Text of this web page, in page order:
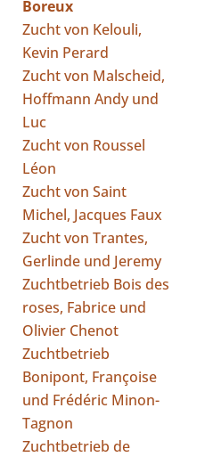
Boreux
Zucht von Kelouli,
Kevin Perard
Zucht von Malscheid,
Hoffmann Andy und
Luc
Zucht von Roussel
Léon
Zucht von Saint
Michel, Jacques Faux
Zucht von Trantes,
Gerlinde und Jeremy
Zuchtbetrieb Bois des
roses, Fabrice und
Olivier Chenot
Zuchtbetrieb
Bonipont, Françoise
und Frédéric Minon-
Tagnon
Zuchtbetrieb de